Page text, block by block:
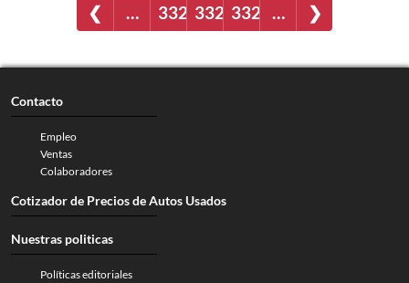
❮ … 332633273328 … ❯
Contacto
Empleo
Ventas
Colaboradores
Cotizador de Precios de Autos Usados
Nuestras politicas
Políticas editoriales